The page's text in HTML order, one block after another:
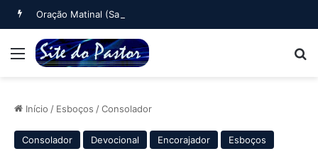
Oração Matinal (Salmo 5)
Menu
Início / Esboços /Consolador
Consolador Devocional Encorajador Esboços